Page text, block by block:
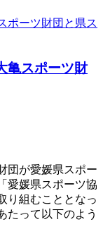
亀スポーツ財
団が愛媛県スポー
愛媛県スポーツ協
り組むこととなっ
たって以下のよう